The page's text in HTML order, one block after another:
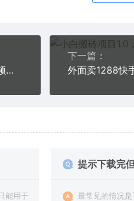
一分钱壁纸淘宝店最新玩法：月入过万详细复盘（视频教程）
下一篇：
外面卖1288快
能用于
提示下载完
最常见的情况